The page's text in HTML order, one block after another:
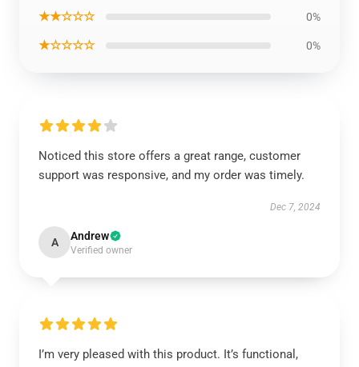
★★☆☆☆ 0%
★☆☆☆☆ 0%
Noticed this store offers a great range, customer
support was responsive, and my order was timely.
Dec 7, 2024
A Andrew
Verified owner
I’m very pleased with this product. It’s functional,